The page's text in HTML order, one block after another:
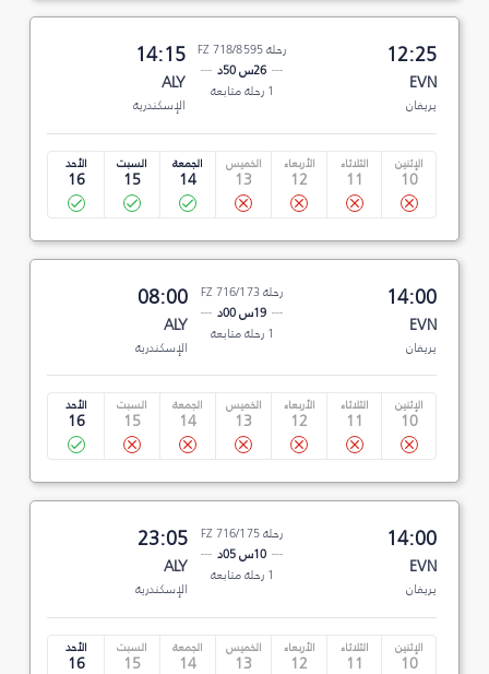
12:25
EVN
يريفان
رحلة FZ 718/8595
26س 50د
1 رحلة متابعة
14:15
ALY
الإسكندرية
الإثنين
10
الثلاثاء
11
الأربعاء
12
الخميس
13
الجمعة
14
السبت
15
الأحد
16
14:00
EVN
يريفان
رحلة FZ 716/173
19س 00د
1 رحلة متابعة
08:00
ALY
الإسكندرية
الإثنين
10
الثلاثاء
11
الأربعاء
12
الخميس
13
الجمعة
14
السبت
15
الأحد
16
14:00
EVN
يريفان
رحلة FZ 716/175
10س 05د
1 رحلة متابعة
23:05
ALY
الإسكندرية
الإثنين
10
الثلاثاء
11
الأربعاء
12
الخميس
13
الجمعة
14
السبت
15
الأحد
16